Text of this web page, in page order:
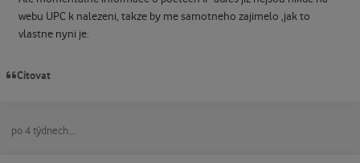
webu UPC k nalezeni, takze by me samotneho zajimelo ,jak to
vlastne nyni je.
Citovat
po 4 týdnech...